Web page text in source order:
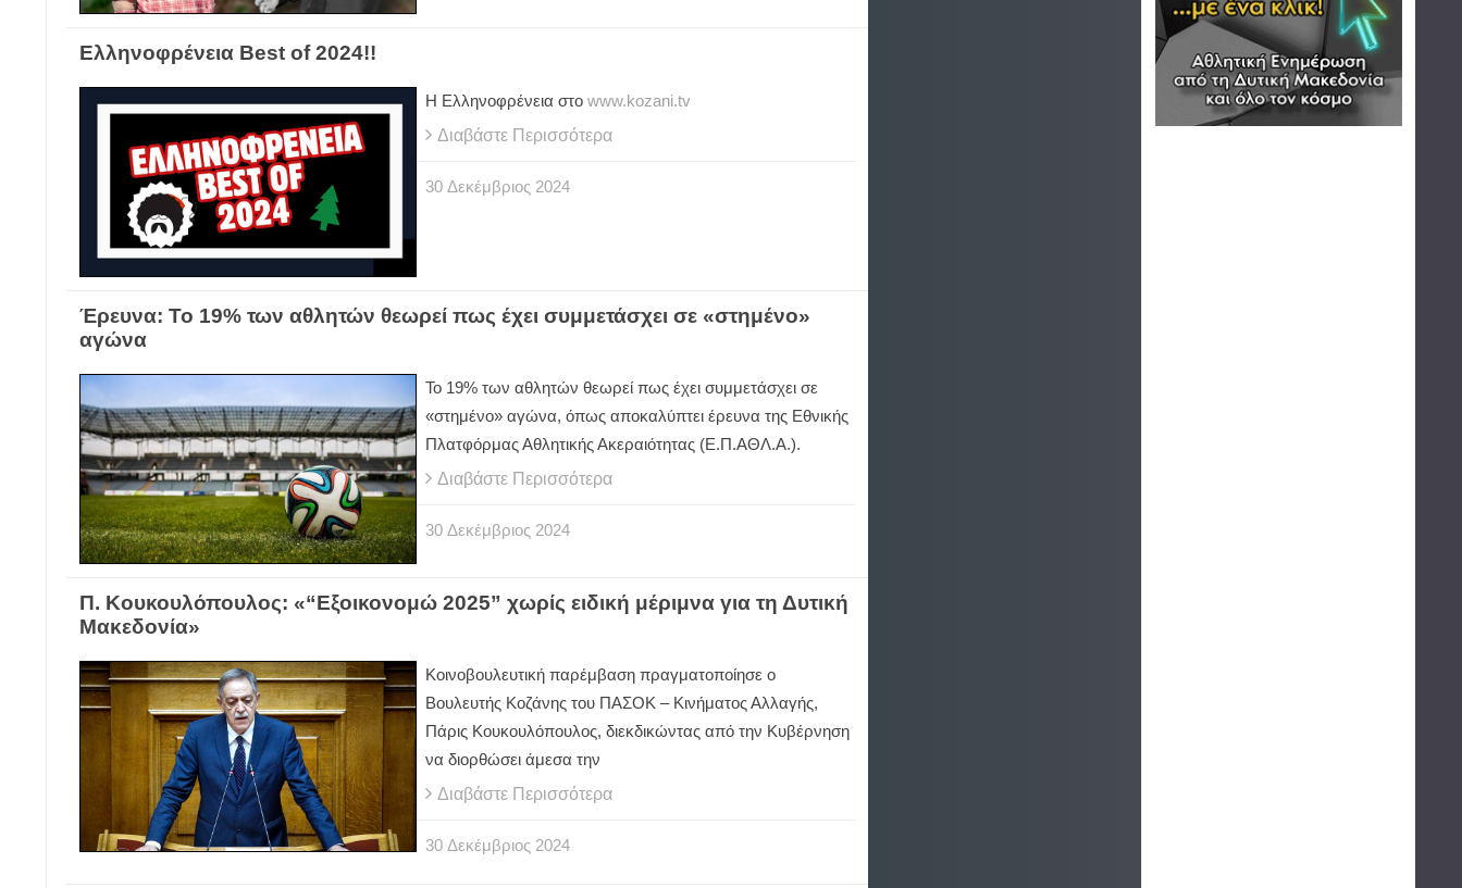
Ελληνοφρένεια Best of 2024!!
Η Ελληνοφρένεια στο www.kozani.tv
Διαβάστε Περισσότερα
30 Δεκέμβριος 2024
Έρευνα: Το 19% των αθλητών θεωρεί πως έχει συμμετάσχει σε «στημένο»
αγώνα
Το 19% των αθλητών θεωρεί πως έχει συμμετάσχει σε
«στημένο» αγώνα, όπως αποκαλύπτει έρευνα της Εθνικής
Πλατφόρμας Αθλητικής Ακεραιότητας (Ε.Π.ΑΘΛ.Α.).
Διαβάστε Περισσότερα
30 Δεκέμβριος 2024
Π. Κουκουλόπουλος: «“Εξοικονομώ 2025” χωρίς ειδική μέριμνα για τη Δυτική
Μακεδονία»
Κοινοβουλευτική παρέμβαση πραγματοποίησε ο
Βουλευτής Κοζάνης του ΠΑΣΟΚ – Κινήματος Αλλαγής,
Πάρις Κουκουλόπουλος, διεκδικώντας από την Κυβέρνηση
να διορθώσει άμεσα την
Διαβάστε Περισσότερα
30 Δεκέμβριος 2024